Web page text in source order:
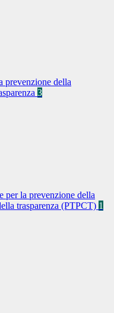
prevenzione della
3
per la prevenzione della
trasparenza (PTPCT) 1